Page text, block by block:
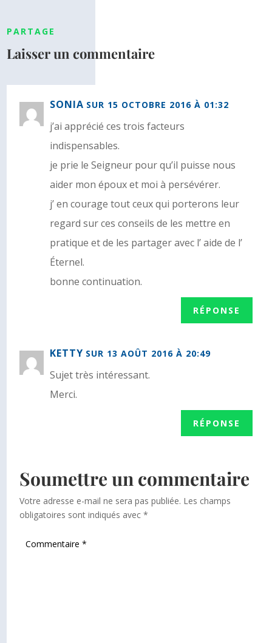
PARTAGE
Laisser un commentaire
SONIA SUR 15 OCTOBRE 2016 À 01:32
j’ai apprécié ces trois facteurs
indispensables.
je prie le Seigneur pour qu’il puisse nous
aider mon époux et moi à persévérer.
j’ en courage tout ceux qui porterons leur
regard sur ces conseils de les mettre en
pratique et de les partager avec l’ aide de l’
Éternel.
bonne continuation.
RÉPONSE
KETTY SUR 13 AOÛT 2016 À 20:49
Sujet très intéressant.
Merci.
RÉPONSE
Soumettre un commentaire
Votre adresse e-mail ne sera pas publiée. Les champs
obligatoires sont indiqués avec*